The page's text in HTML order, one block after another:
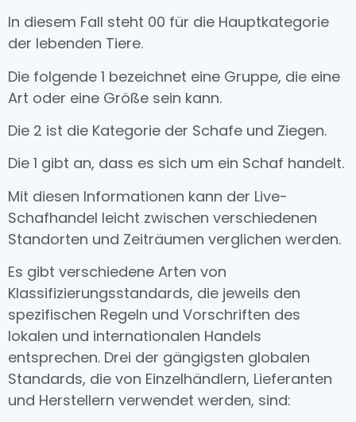
In diesem Fall steht 00 für die Hauptkategorie
der lebenden Tiere.
Die folgende 1 bezeichnet eine Gruppe, die eine
Art oder eine Größe sein kann.
Die 2 ist die Kategorie der Schafe und Ziegen.
Die 1 gibt an, dass es sich um ein Schaf handelt.
Mit diesen Informationen kann der Live-
Schafhandel leicht zwischen verschiedenen
Standorten und Zeiträumen verglichen werden.
Es gibt verschiedene Arten von
Klassifizierungsstandards, die jeweils den
spezifischen Regeln und Vorschriften des
lokalen und internationalen Handels
entsprechen. Drei der gängigsten globalen
Standards, die von Einzelhändlern, Lieferanten
und Herstellern verwendet werden, sind: